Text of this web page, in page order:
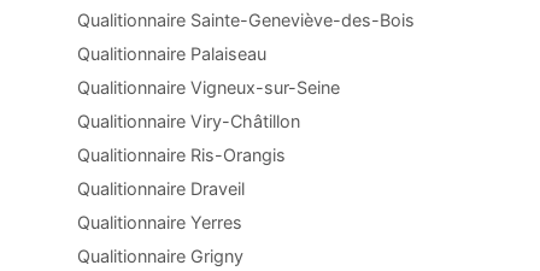
Qualitionnaire Sainte-Geneviève-des-Bois
Qualitionnaire Palaiseau
Qualitionnaire Vigneux-sur-Seine
Qualitionnaire Viry-Châtillon
Qualitionnaire Ris-Orangis
Qualitionnaire Draveil
Qualitionnaire Yerres
Qualitionnaire Grigny